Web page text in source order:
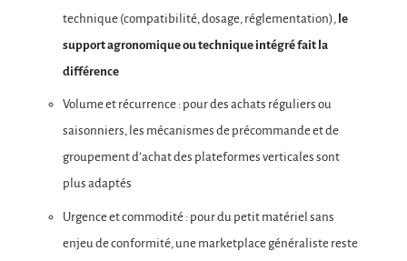
technique (compatibilité, dosage, réglementation), le
support agronomique ou technique intégré fait la
différence
Volume et récurrence : pour des achats réguliers ou
saisonniers, les mécanismes de précommande et de
groupement d’achat des plateformes verticales sont
plus adaptés
Urgence et commodité : pour du petit matériel sans
enjeu de conformité, une marketplace généraliste reste